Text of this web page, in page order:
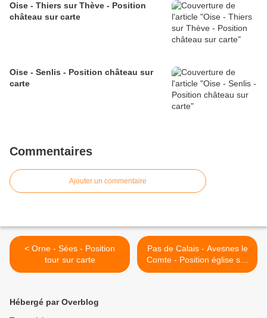
Oise - Thiers sur Thève - Position
château sur carte
Oise - Senlis - Position château sur
carte
Commentaires
Ajouter un commentaire
< Orne - Sées - Position
tour sur carte
Pas de Calais - Avesnes le
Comte - Position église sur
carte >
Hébergé par Overblog